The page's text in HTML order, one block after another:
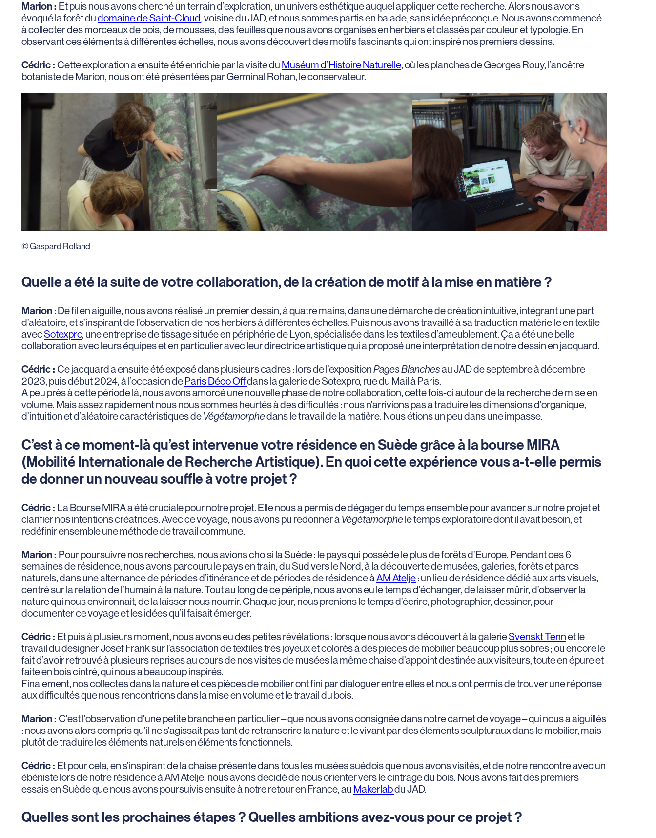
Marion : Et puis nous avons cherché un terrain d’exploration, un univers esthétique auquel appliquer cette recherche. Alors nous avons
évoqué la forêt dudomaine de Saint-Cloud, voisine du JAD, et nous sommes partis en balade, sans idée préconçue. Nous avons commencé
à collecter des morceaux de bois, de mousses, des feuilles que nous avons organisés en herbiers et classés par couleur et typologie. En
observant ces éléments à différentes échelles, nous avons découvert des motifs fascinants qui ont inspiré nos premiers dessins.
Cédric : Cette exploration a ensuite été enrichie par la visite du Muséum d’Histoire Naturelle, où les planches de Georges Rouy, l’ancêtre
botaniste de Marion, nous ont été présentées par Germinal Rohan, le conservateur.
© Gaspard Rolland
Quelle a été la suite de votre collaboration, de la création de motif à la mise en matière ?
Marion : De fil en aiguille, nous avons réalisé un premier dessin, à quatre mains, dans une démarche de création intuitive, intégrant une part
d’aléatoire, et s’inspirant de l’observation de nos herbiers à différentes échelles. Puis nous avons travaillé à sa traduction matérielle en textile
avecSotexpro, une entreprise de tissage située en périphérie de Lyon, spécialisée dans les textiles d’ameublement. Ça a été une belle
collaboration avec leurs équipes et en particulier avec leur directrice artistique qui a proposé une interprétation de notre dessin en jacquard.
Cédric : Ce jacquard a ensuite été exposé dans plusieurs cadres : lors de l’expositionPages Blanchesau JAD de septembre à décembre
2023, puis début 2024, à l’occasion deParis Déco Offdans la galerie de Sotexpro, rue du Mail à Paris.
A peu près à cette période là, nous avons amorcé une nouvelle phase de notre collaboration, cette fois-ci autour de la recherche de mise en
volume. Mais assez rapidement nous nous sommes heurtés à des difficultés : nous n’arrivions pas à traduire les dimensions d’organique,
d’intuition et d’aléatoire caractéristiques de Végétamorphedans le travail de la matière. Nous étions un peu dans une impasse.
C’est à ce moment-là qu’est intervenue votre résidence en Suède grâce à la bourse MIRA
(Mobilité Internationale de Recherche Artistique). En quoi cette expérience vous a-t-elle permis
de donner un nouveau souffle à votre projet ?
Cédric : La Bourse MIRA a été cruciale pour notre projet. Elle nous a permis de dégager du temps ensemble pour avancer sur notre projet et
clarifier nos intentions créatrices. Avec ce voyage, nous avons pu redonner à Végétamorphele temps exploratoire dont il avait besoin, et
redéfinir ensemble une méthode de travail commune.
Marion : Pour poursuivre nos recherches, nous avions choisi la Suède : le pays qui possède le plus de forêts d’Europe. Pendant ces 6
semaines de résidence, nous avons parcouru le pays en train, du Sud vers le Nord, à la découverte de musées, galeries, forêts et parcs
naturels, dans une alternance de périodes d’itinérance et de périodes de résidence àAM Atelje: un lieu de résidence dédié aux arts visuels,
centré sur la relation de l’humain à la nature. Tout au long de ce périple, nous avons eu le temps d’échanger, de laisser mûrir, d’observer la
nature qui nous environnait, de la laisser nous nourrir. Chaque jour, nous prenions le temps d’écrire, photographier, dessiner, pour
documenter ce voyage et les idées qu’il faisait émerger.
Cédric : Et puis à plusieurs moment, nous avons eu des petites révélations : lorsque nous avons découvert à la galerieSvenskt Tennet le
travail du designer Josef Frank sur l’association de textiles très joyeux et colorés à des pièces de mobilier beaucoup plus sobres ; ou encore le
fait d’avoir retrouvé à plusieurs reprises au cours de nos visites de musées la même chaise d’appoint destinée aux visiteurs, toute en épure et
faite en bois cintré, qui nous a beaucoup inspirés.
Finalement, nos collectes dans la nature et ces pièces de mobilier ont fini par dialoguer entre elles et nous ont permis de trouver une réponse
aux difficultés que nous rencontrions dans la mise en volume et le travail du bois.
Marion : C’est l’observation d’une petite branche en particulier – que nous avons consignée dans notre carnet de voyage – qui nous a aiguillés
: nous avons alors compris qu’il ne s’agissait pas tant de retranscrire la nature et le vivant par des éléments sculpturaux dans le mobilier, mais
plutôt de traduire les éléments naturels en éléments fonctionnels.
Cédric : Et pour cela, en s’inspirant de la chaise présente dans tous les musées suédois que nous avons visités, et de notre rencontre avec un
ébéniste lors de notre résidence à AM Atelje, nous avons décidé de nous orienter vers le cintrage du bois. Nous avons fait des premiers
essais en Suède que nous avons poursuivis ensuite à notre retour en France, au Makerlabdu JAD.
Quelles sont les prochaines étapes ? Quelles ambitions avez-vous pour ce projet ?